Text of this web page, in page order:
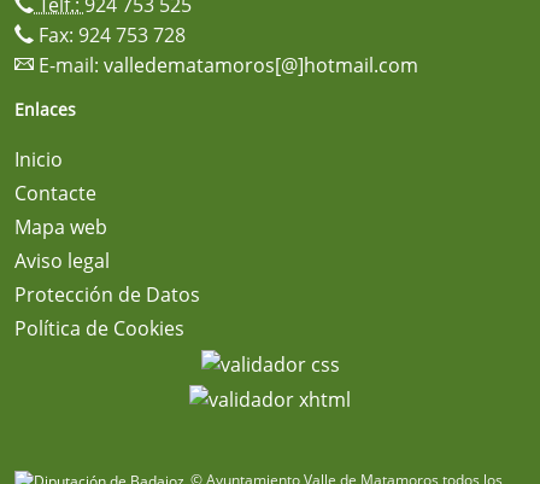
Fax: 924 753 728
E-mail: valledematamoros[@]hotmail.com
Enlaces
Inicio
Contacte
Mapa web
Aviso legal
Protección de Datos
Política de Cookies